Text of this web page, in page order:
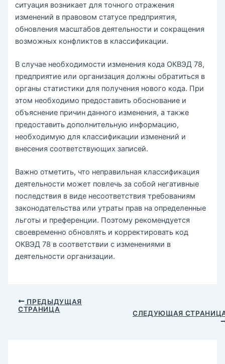
ситуация возникает для точного отражения
изменений в правовом статусе предприятия,
обновления масштабов деятельности и сокращения
возможных конфликтов в классификации.
В случае необходимости изменения кода ОКВЭД 78,
предприятие или организация должны обратиться в
органы статистики для получения нового кода. При
этом необходимо предоставить обоснование и
объяснение причин данного изменения, а также
предоставить дополнительную информацию,
необходимую для классификации изменений и
внесения соответствующих записей.
Важно отметить, что неправильная классификация
деятельности может повлечь за собой негативные
последствия в виде несоответствия требованиям
законодательства или утраты прав на определенные
льготы и преференции. Поэтому рекомендуется
своевременно обновлять и корректировать код
ОКВЭД 78 в соответствии с изменениями в
деятельности организации.
Навигация
ПРЕДЫДУЩАЯ
СТРАНИЦА
СЛЕДУЮЩАЯ